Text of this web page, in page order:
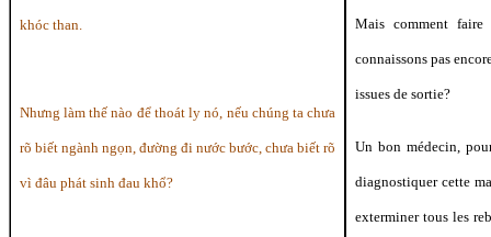
khóc than.
Nhưng làm thế nào để thoát ly nó, nếu chúng ta chưa
rõ biết ngành ngọn, đường đi nước bước, chưa biết rõ
vì đâu phát sinh đau khổ?
Mais comment
connaissons pas
issues de sortie?
Un bon médecin,
diagnostiquer cette
exterminer tous les